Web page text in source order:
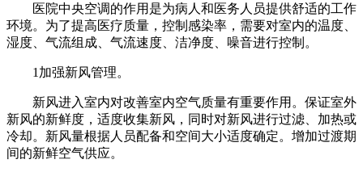
医院中央空调的作用是为病人和医务人员提供舒适的工作
环境。为了提高医疗质量，控制感染率，需要对室内的温度、
湿度、气流组成、气流速度、洁净度、噪音进行控制。
1加强新风管理。
新风进入室内对改善室内空气质量有重要作用。保证室外
新风的新鲜度，适度收集新风，同时对新风进行过滤、加热或
冷却。新风量根据人员配备和空间大小适度确定。增加过渡期
间的新鲜空气供应。